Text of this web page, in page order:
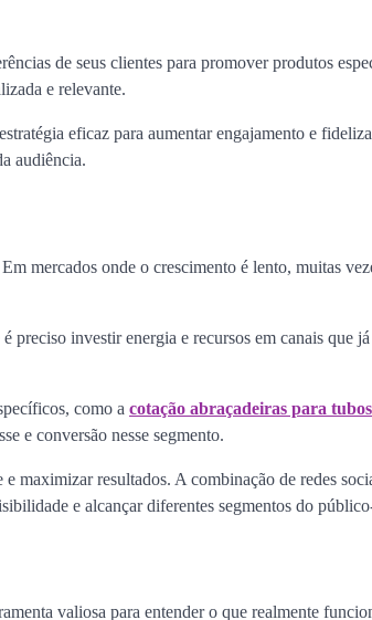
de seus clientes para promover produtos
e relevante.
eficaz para aumentar engajamento e
audiência.
mercados onde o crescimento é lento, muitas
preciso investir energia e recursos em canais que
como a cotação abraçadeiras para tubos
e conversão nesse segmento.
maximizar resultados. A combinação de redes
e alcançar diferentes segmentos do
valiosa para entender o que realmente